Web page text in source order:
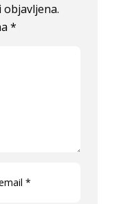
objavljena.
*